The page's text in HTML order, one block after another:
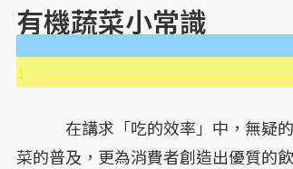
有機蔬菜小常識
1
在講求「吃的效率」中，無疑的
菜的普及，更為消費者創造出優質的